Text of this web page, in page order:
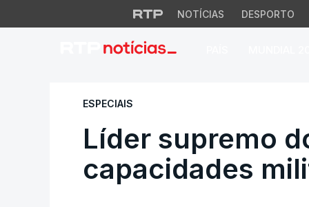
NOTÍCIAS DESPORTO
Líder supremo
ESPECIAIS
Líder supremo
capacidades